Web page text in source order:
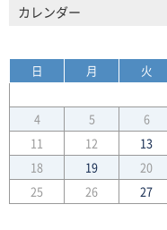
カレンダー
日 月 火
4
5 6
11
12 13
18
19 20
25
26 27